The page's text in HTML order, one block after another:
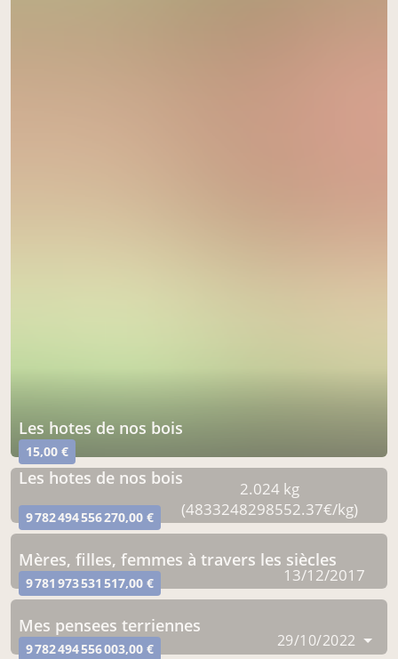
les hotes de nos bois
15,00 €
les hotes de nos bois
9 782 494 556 270,00 €
2.024 kg
(4833248298552.37€/kg)
Mères, filles, femmes à travers les siècles
9 781 973 531 517,00 € 13/12/2017
mes pensees terriennes
9 782 494 556 003,00 € 29/10/2022